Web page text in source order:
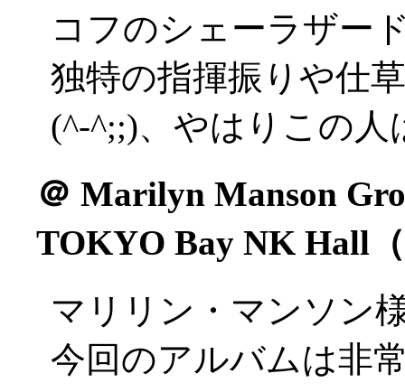
コフのシェーラザー
独特の指揮振りや仕
(^-^;;)、やはりこの人
＠ Marilyn Manson
TOKYO Bay NK Hall
マリリン・マンソン
今回のアルバムは非